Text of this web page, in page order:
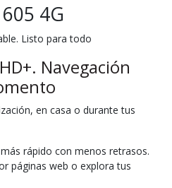
4G
Listo para todo
Navegación
en casa o durante tus
rápido con menos retrasos.
páginas web o explora tus